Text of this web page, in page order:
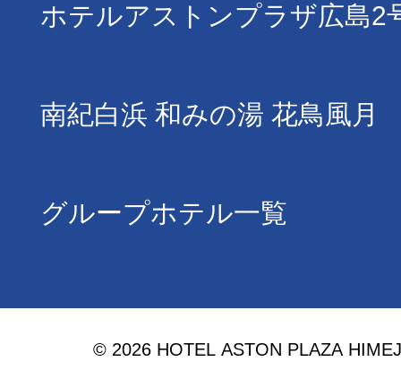
ホテルアストンプラザ広島2
南紀白浜 和みの湯 花鳥風月
グループホテル一覧
© 2026 HOTEL ASTON PLAZA